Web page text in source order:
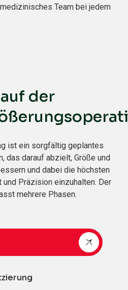
Team bei jedem
der
ist ein sorgfältig geplantes
das darauf abzielt, Größe und
und dabei die höchsten
und Präzision einzuhalten. Der
mehrere Phasen.